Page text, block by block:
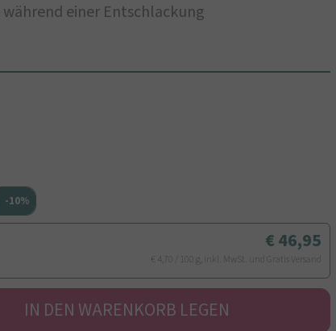
einer Entschlackung
-10%
46,95
€ 4,70 / 100 g, inkl. MwSt. und Gratis Versand
IN DEN WARENKORB LEGEN